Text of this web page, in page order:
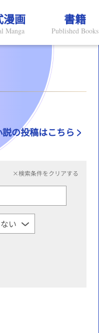
漫画
Manga
書籍
Published Books
説の投稿はこちら
×検索条件をクリアする